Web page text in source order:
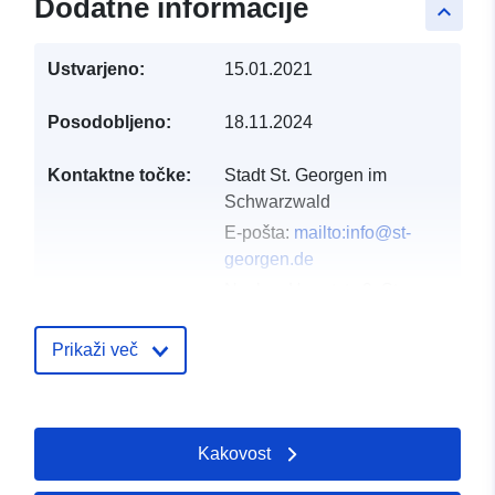
keyboard_arrow_up
Dodatne informacije
Ustvarjeno: 15.01.2021
Posodobljeno: 18.11.2024
Kontaktne točke:
Stadt St. Georgen im
Schwarzwald
E-pošta: mailto:info@st-
georgen.de
Dodano v data.europa.eu:
2026
Prikaži več
Kakovost